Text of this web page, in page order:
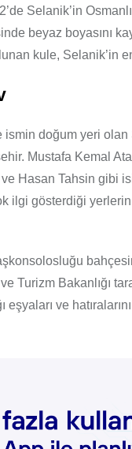
Selanik’in
beyaz boyasını
kule, Selanik’in
ismin doğum yeri olan
Mustafa Kemal
Hasan Tahsin gibi
ilgi gösterdiği yerlerin
Turizm Bakanlığı
eşyaları ve